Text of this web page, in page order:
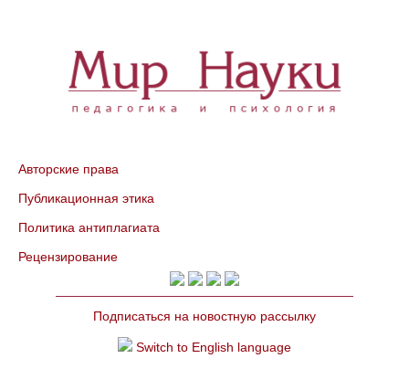
Авторские права
Публикационная этика
Политика антиплагиата
Рецензирование
Подписаться на новостную рассылку
Switch to English language